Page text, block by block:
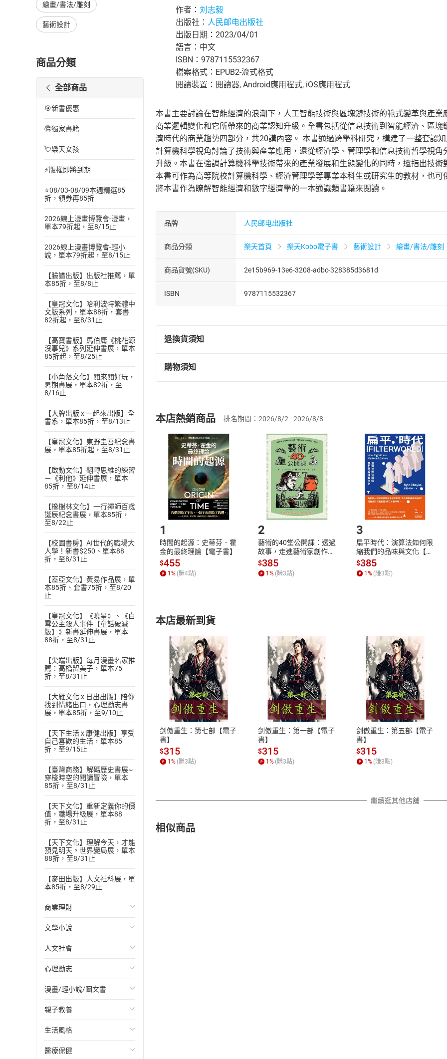
繪畫/書法/雕刻
藝術設計
商品分類
全部商品
🎯新書優惠
🉐獨家書籍
💘樂天女孩
⚡版權即將到期
⭐08/03-08/09本週精選85
折，領券再85折
2026線上漫畫博覽會-漫畫，
單本79折起，至8/15止
2026線上漫畫博覽會-輕小
說，單本79折起，至8/15止
【臉譜出版】出版社推薦，單
本85折，至8/8止
【皇冠文化】哈利波特繁體中
文版系列，單本88折，套書
82折起，至8/31止
【高寶書版】馬伯庸《桃花源
沒事兒》系列延伸書展，單本
85折起，至8/25止
【小角落文化】閱來閱好玩，
暑期書展，單本82折，至
8/16止
【大牌出版 x 一起來出版】全
書系，單本85折，至8/13止
【皇冠文化】東野圭吾紀念書
展，單本85折起，至8/31止
【啟動文化】翻轉思維的練習
－《利他》延伸書展，單本
85折，至8/14止
【橡樹林文化】一行禪師百歲
誕辰紀念書展，單本85折，
至8/22止
【校園書房】AI世代的職場大
人學！新書$250、單本88
折，至8/31止
【蓋亞文化】黃易作品展，單
本85折、套書75折，至8/20
止
【皇冠文化】《曉星》、《白
雪公主殺人事件【童話破滅
版】》新書延伸書展，單本
88折，至8/31止
【尖端出版】每月漫畫名家推
薦：高橋留美子，單本75
折，至8/31止
【大雁文化 x 日出出版】陪你
找到情緒出口，心理勵志書
展，單本85折，至9/10止
【天下生活 x 康健出版】享受
自己喜歡的生活，單本85
折，至9/15止
【臺灣商務】解碼歷史書展~
穿梭時空的閱讀冒險，單本
85折，至8/31止
【天下文化】重新定義你的價
值，職場升級展，單本88
折，至8/31止
【天下文化】理解今天，才能
預見明天。世界變局展，單本
88折，至8/31止
【麥田出版】人文社科展，單
本85折，至8/29止
商業理財
投資理財
經濟/趨勢
財務/金融
管理/領導
職場工作術
成功法
行銷/廣告
文學小說
歐美文學
日本文學
韓國文學
華文文學
經典文學
成長/家庭生活小說
人文社會
國際關係
政治
社會科學
台灣/中國歷史
日/韓歷史
心理勵志
心靈成長/情緒
人際關係
兩性關係
心理學
漫畫/輕小說/圖文書
輕小說
奇幻/科幻
愛情故事
親子教養
教育現場
兒童文學/故事
生活風格
飲食/食譜
醫療保健
作者： 刘志毅
出版社： 人民邮电出版社
出版日期：2023/04/01
語言：中文
ISBN：9787115532367
檔案格式：EPUB2-流式格式
閱讀裝置：閱讀器, Android應用程式, iOS應用程式
本書主要討論在智能經濟的浪潮下，人工智能技術與區塊鏈技術的範式變革與產
商業邏輯變化和它所帶來的商業認知升級。全書包括從信息技術到智能經濟、區
濟時代的商業趨勢四部分，共20講內容。 本書通過跨學科研究，構建了一整套認
計算機科學視角討論了技術與產業應用，還從經濟學、管理學和信息技術哲學視
升級。本書在強調計算機科學技術帶來的產業發展和生態變化的同時，還指出技
本書可作為高等院校計算機科學、經濟管理學等專業本科生或研究生的教材，也
將本書作為瞭解智能經濟和數字經濟學的一本通識類書籍來閱讀。
品牌 人民邮电出版社
商品分類 樂天首頁 樂天Kobo電子書 藝術設計 繪畫/書法/雕刻
商品貨號(SKU) 2e15b969-13e6-3208-adbc-328385d3681d
ISBN 9787115532367
退換貨須知
退換貨規定：
(一)依消費者保護法第19條第1項後段暨通訊交易解除權合理例外情事適用
(二)消費者訂購本店鋪之商品即代表知悉本店鋪所銷售之商品為電子書，
且已下載/存取電子書，不得請求退貨退款。
退貨方式：您欲取消訂單或辦理退貨時，請登入樂天市場，並於「我的訂單
貨」，本店鋪將依您的申請進行審核，待審核通過後將為您辦理退款事宜。
請注意，樂天市場須以整筆訂單為單位進行取消/退貨，恕無法以單支商品取
購物須知
挑選商品
Choose
放入購物車
Shopping cart
登入帳號
Login
購書後，如何開始使用？
Step1.選擇閱讀載具 Step2.登入
付款方式
ATM轉帳、信用卡、LINE PAY、AFTEE
退換貨規範
本店是否提供消費者保護法七日猶
之權利，遽消費者保護法及通訊交
除權合理例外情事適用準則，依商
質各有不同規定。詳細退換貨說明
照各商品說明。
本店熱銷商品 排名期間：2026/8/2 - 2026/8/8
1
時間的起源：史蒂芬．霍
金的最終理論【電子書】
$455
1 % (賺4點)
2
藝術的40堂公開課：透過
故事，走進藝術家創作現
場，看藝術如何誕生、如
何形塑人類生活【電子
書】
$385
1 % (賺3點)
3
扁平時代：演算法如何限
縮我們的品味與文化【電
子書】
$385
1 % (賺3點)
本店最新到貨
剑傲重生：第七部【電子
書】
$315
1 % (賺3點)
剑傲重生：第一部【電子
書】
$315
1 % (賺3點)
剑傲重生：第五部【電子
書】
$315
1 % (賺3點)
繼續逛其他店舖
相似商品